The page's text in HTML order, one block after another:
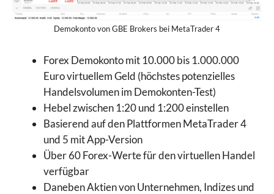
Demokonto von GBE Brokers bei MetaTrader 4
Forex Demokonto mit 10.000 bis 1.000.000
Euro virtuellem Geld (höchstes potenzielles
Handelsvolumen im Demokonten-Test)
Hebel zwischen 1:20 und 1:200 einstellen
Basierend auf den Plattformen MetaTrader 4
und 5 mit App-Version
Über 60 Forex-Werte für den virtuellen Handel
verfügbar
Daneben Aktien von Unternehmen, Indizes und